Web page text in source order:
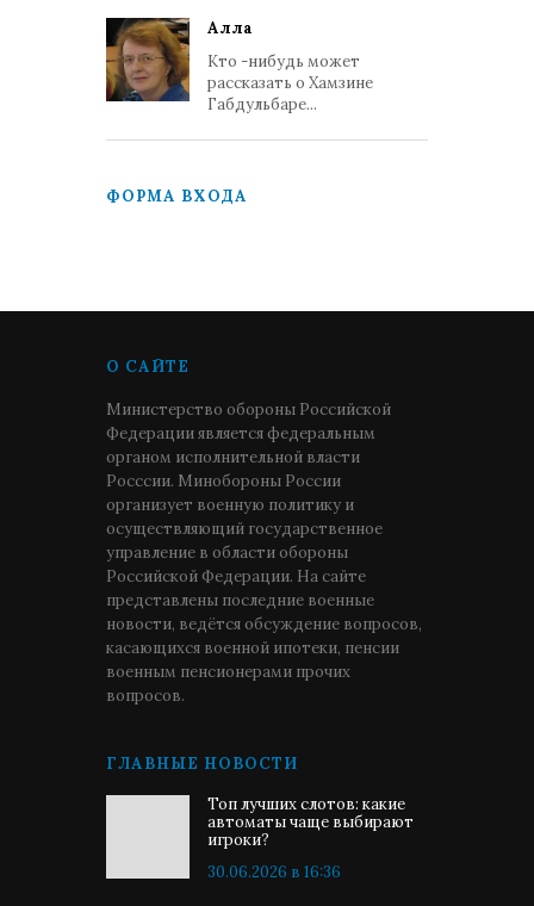
Алла
Кто -нибудь может
рассказать о Хамзине
Габдульбаре...
ФОРМА ВХОДА
О САЙТЕ
Министерство обороны Российской
Федерации является федеральным
органом исполнительной власти
Росссии. Минобороны России
организует военную политику и
осуществляющий государственное
управление в области обороны
Российской Федерации. На сайте
представлены последние военные
новости, ведётся обсуждение вопросов,
касающихся военной ипотеки, пенсии
военным пенсионерами прочих
вопросов.
ГЛАВНЫЕ НОВОСТИ
Топ лучших слотов: какие
автоматы чаще выбирают
игроки?
30.06.2026 в 16:36